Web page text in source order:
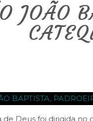
JOÃO
de Deus foi dirigida